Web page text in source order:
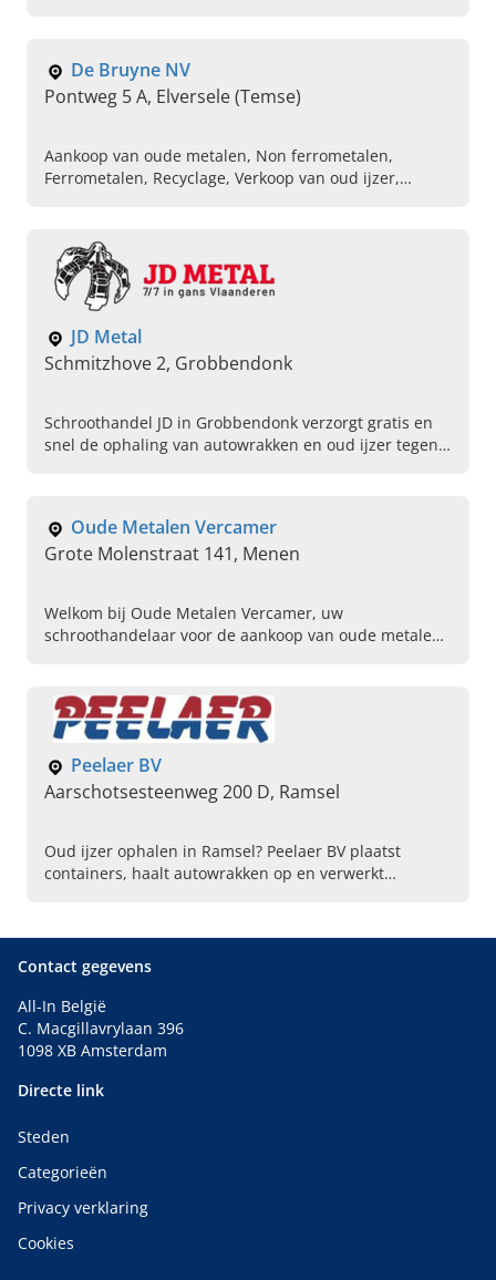
De Bruyne NV
Pontweg 5 A, Elversele (Temse)
Aankoop van oude metalen, Non ferrometalen,
Ferrometalen, Recyclage, Verkoop van oud ijzer,
JD Metal
Schmitzhove 2, Grobbendonk
Schroothandel JD in Grobbendonk verzorgt gratis en
snel de ophaling van autowrakken en oud ijzer tegen
Oude Metalen Vercamer
Grote Molenstraat 141, Menen
Welkom bij Oude Metalen Vercamer, uw
schroothandelaar voor de aankoop van oude metalen,
Peelaer BV
Aarschotsesteenweg 200 D, Ramsel
Oud ijzer ophalen in Ramsel? Peelaer BV plaatst
containers, haalt autowrakken op en verwerkt
Contact gegevens
All-In België
C. Macgillavrylaan 396
1098 XB Amsterdam
Directe link
Steden
Categorieën
Privacy verklaring
Cookies